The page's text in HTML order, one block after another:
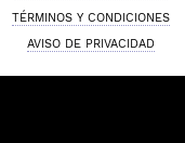
TÉRMINOS Y CONDICIONES
AVISO DE PRIVACIDAD